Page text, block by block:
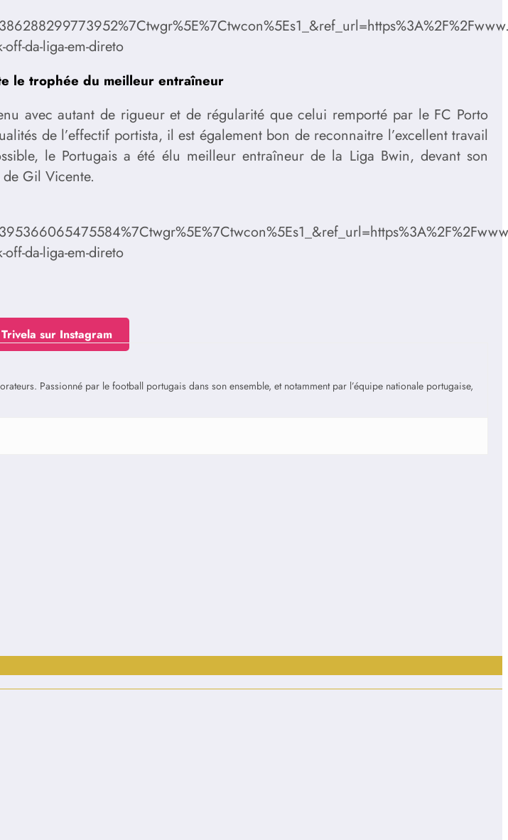
off-da-liga-em-direto
le trophée du meilleur entraîneur
avec autant de rigueur et de régularité que celui remporté par le FC Porto
de l’effectif portista, il est également bon de reconnaitre l’excellent travail
le Portugais a été élu meilleur entraîneur de la Liga Bwin, devant son
de Gil Vicente.
off-da-liga-em-direto
sur Instagram
Passionné par le football portugais dans son ensemble, et notamment par l’équipe nationale portugaise,